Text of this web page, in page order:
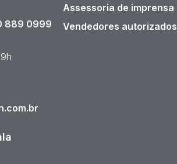
889 0999
Assessoria de imprensa
Vendedores autorizados